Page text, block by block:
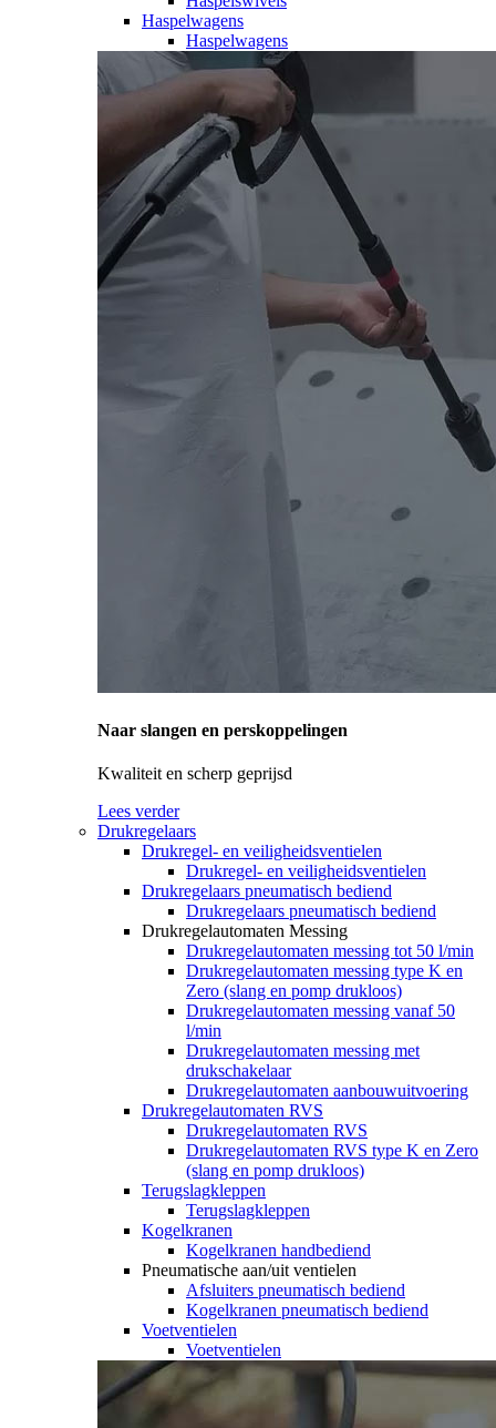
Haspelwagens
Haspelwagens
Naar slangen en perskoppelingen
Kwaliteit en scherp geprijsd
Lees verder
Drukregelaars
Drukregel- en veiligheidsventielen
Drukregel- en veiligheidsventielen
Drukregelaars pneumatisch bediend
Drukregelaars pneumatisch bediend
Drukregelautomaten Messing
Drukregelautomaten messing tot 50 l/min
Drukregelautomaten messing type K en
Zero (slang en pomp drukloos)
Drukregelautomaten messing vanaf 50
l/min
Drukregelautomaten messing met
drukschakelaar
Drukregelautomaten aanbouwuitvoering
Drukregelautomaten RVS
Drukregelautomaten RVS
Drukregelautomaten RVS type K en Zero
(slang en pomp drukloos)
Terugslagkleppen
Terugslagkleppen
Kogelkranen
Kogelkranen handbediend
Pneumatische aan/uit ventielen
Afsluiters pneumatisch bediend
Kogelkranen pneumatisch bediend
Voetventielen
Voetventielen